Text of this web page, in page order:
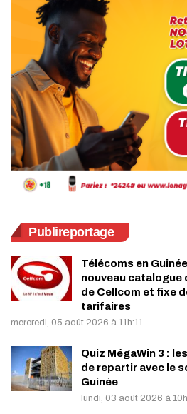
Publireportage
Télécoms en
nouveau catalogue
de Cellcom et fixe
tarifaires
mercredi, 05 août 2026 à 11h:11
Quiz MégaWin 3 :
de repartir avec le
Guinée
lundi, 03 août 2026 à